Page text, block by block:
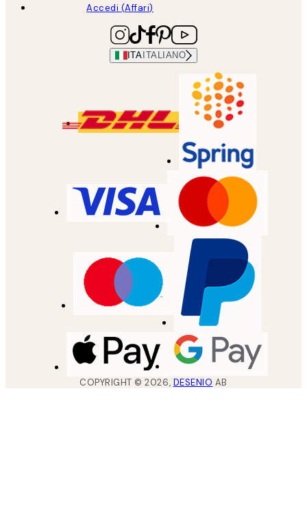
Accedi (Affari)
ITA ITALIANO
COPYRIGHT ©2026, DESENIO AB